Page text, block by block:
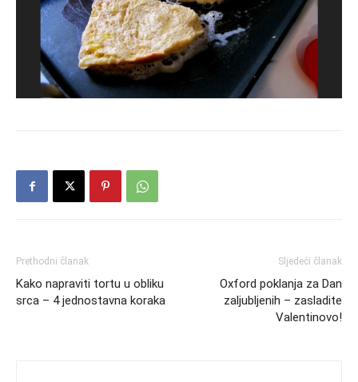
Prethodni članak
Kako napraviti tortu u obliku
srca – 4 jednostavna koraka
Sljedeći članak
Oxford poklanja za Dan
zaljubljenih – zasladite
Valentinovo!